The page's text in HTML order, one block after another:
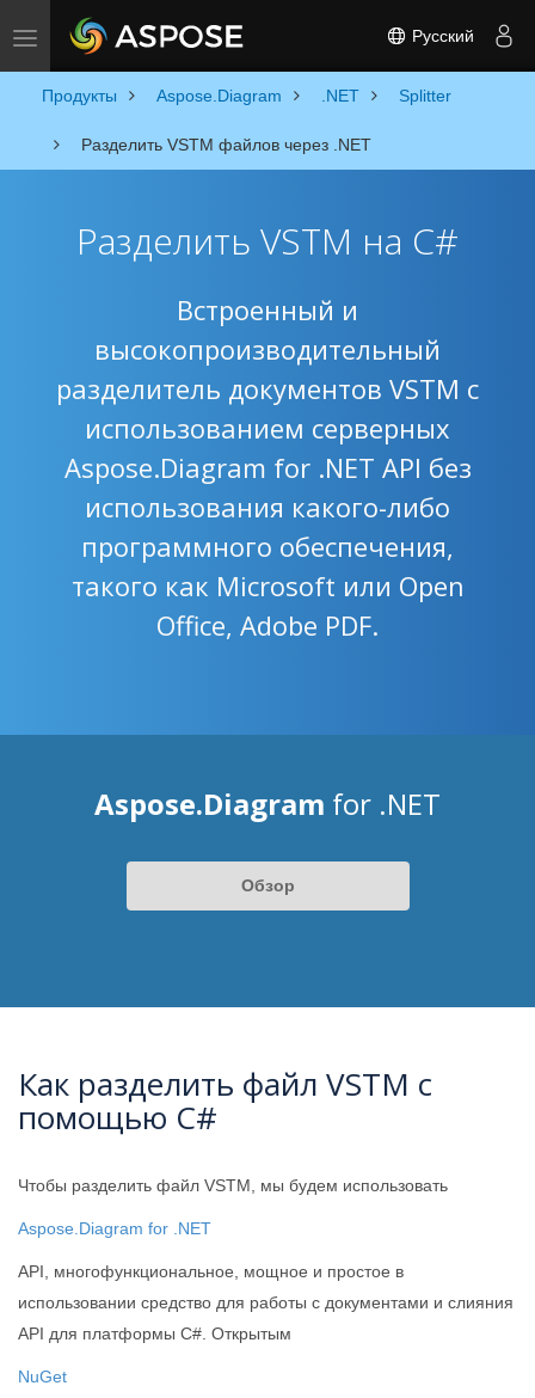
Toggle navigation Русский
Продукты Aspose.Diagram .NET Splitter
Разделить VSTM файлов через .NET
Разделить VSTM на C#
Встроенный и
высокопроизводительный
разделитель документов VSTM с
использованием серверных
Aspose.Diagram for .NET API без
использования какого-либо
программного обеспечения,
такого как Microsoft или Open
Office, Adobe PDF.
Aspose.Diagram for .NET
Обзор
Как разделить файл VSTM с
помощью C#
Чтобы разделить файл VSTM, мы будем использовать
Aspose.Diagram for .NET
API, многофункциональное, мощное и простое в
использовании средство для работы с документами и слияния
API для платформы C#. Открытым
NuGet